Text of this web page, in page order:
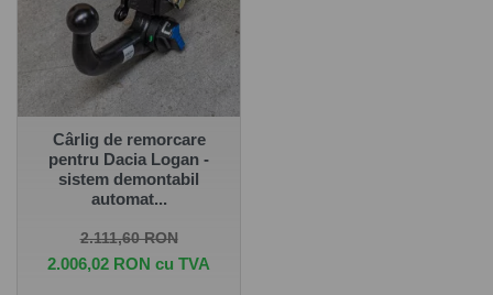
Cârlig de remorcare
pentru Dacia Logan -
sistem demontabil
automat...
Pret de baza
2.111,60 RONPret
2.006,02 RON cu TVA